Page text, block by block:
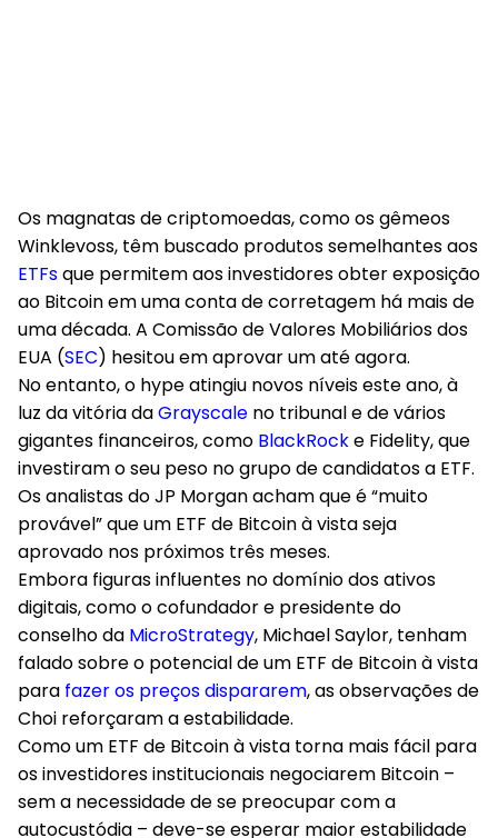
Os magnatas de criptomoedas, como os gêmeos
Winklevoss, têm buscado produtos semelhantes aos
ETFsque permitem aos investidores obter exposição
ao Bitcoin em uma conta de corretagem há mais de
uma década. A Comissão de Valores Mobiliários dos
EUA (SEC) hesitou em aprovar um até agora.
No entanto, o hype atingiu novos níveis este ano, à
luz da vitória daGrayscale no tribunal e de vários
gigantes financeiros, como BlackRocke Fidelity, que
investiram o seu peso no grupo de candidatos a ETF.
Os analistas do JP Morgan acham que é “muito
provável” que um ETF de Bitcoin à vista seja
aprovado nos próximos três meses.
Embora figuras influentes no domínio dos ativos
digitais, como o cofundador e presidente do
conselho da MicroStrategy, Michael Saylor, tenham
falado sobre o potencial de um ETF de Bitcoin à vista
para fazer os preços dispararem, as observações de
Choi reforçaram a estabilidade.
Como um ETF de Bitcoin à vista torna mais fácil para
os investidores institucionais negociarem Bitcoin –
sem a necessidade de se preocupar com a
autocustódia – deve-se esperar maior estabilidade